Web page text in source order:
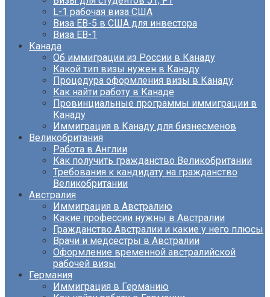
L-1 рабочая виза США
Виза EB-5 в США для инвестора
Виза ЕВ-1
Канада
Об иммиграции из России в Канаду
Какой тип визы нужен в Канаду
Процедура оформления визы в Канаду
Как найти работу в Канаде
Провинциальные программы иммиграции в
Канаду
Иммиграция в Канаду для бизнесменов
Великобритания
Работа в Англии
Как получить гражданство Великобритании
Требования к кандидату на гражданство
Великобритании
Австралия
Иммиграция в Австралию
Какие профессии нужны в Австралии
Гражданство Австралии и какие у него плюсы
Врачи и медсестры в Австралии
Оформление временной австралийской
рабочей визы
Германия
Иммиграция в Германию